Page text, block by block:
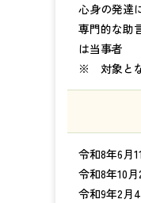
心身の発達
専門的な助
は当事者
※ 対象とな
令和8年6月
令和8年10月
令和9年2月